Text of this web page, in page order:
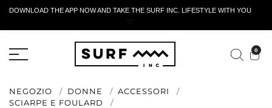
DOWNLOAD THE APP NOW AND TAKE THE SURF INC. LIFESTYLE WITH YOU
🤍
0
NEGOZIO DONNE
ACCESSORI
SCIARPE E FOULARD
MODULO DI RESTITUZIONE ATTIVO